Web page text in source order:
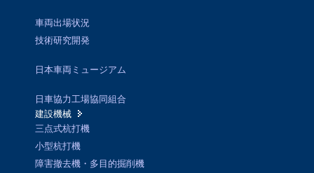
車両出場状況
技術研究開発
日本車両ミュージアム
日車協力工場協同組合
建設機械
三点式杭打機
小型杭打機
障害撤去機・多目的掘削機